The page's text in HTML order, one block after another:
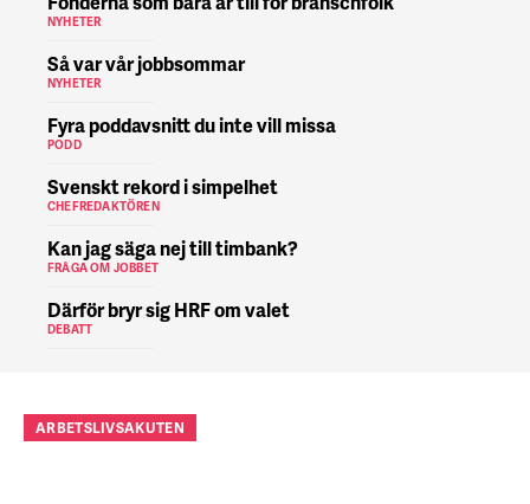
NYHETER
Så var vår jobbsommar
NYHETER
Fyra poddavsnitt du inte vill missa
PODD
Svenskt rekord i simpelhet
CHEFREDAKTÖREN
Kan jag säga nej till timbank?
FRÅGA OM JOBBET
Därför bryr sig HRF om valet
DEBATT
ARBETSLIVSAKUTEN